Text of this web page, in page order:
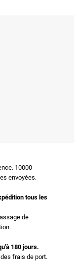
10000
envoyées.
tous les
de
180 jours.
frais de port.